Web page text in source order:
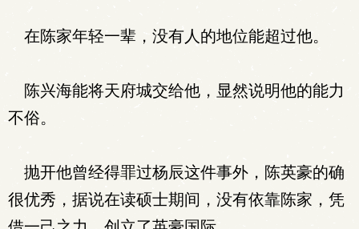
在陈家年轻一辈，没有人的地位能超过他。
陈兴海能将天府城交给他，显然说明他的能力
不俗。
抛开他曾经得罪过杨辰这件事外，陈英豪的确
很优秀，据说在读硕士期间，没有依靠陈家，凭